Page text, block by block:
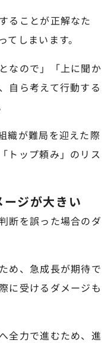
ることが正解なた
しまいます。
なので」「上に聞か
自ら考えて行動する
織が難局を迎えた際
トップ頼み」のリス
ジが大きい
断を誤った場合のダ
め、急成長が期待で
に受けるダメージも
全力で進むため、進